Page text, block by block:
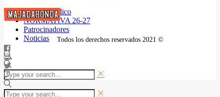
Seguro Médico
NORMATIVA 26-27
Patrocinadores
Noticias
Todos los derechos reservados 2021 ©